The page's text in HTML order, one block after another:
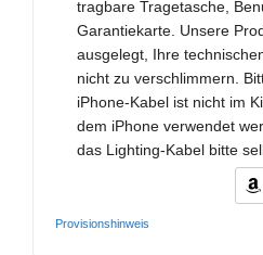
tragbare Tragetasche,
Garantiekarte. Unsere
ausgelegt, Ihre
nicht zu verschlimmern.
iPhone-Kabel ist nicht im
dem iPhone verwendet
das Lighting-Kabel bitte
Provisionshinweis